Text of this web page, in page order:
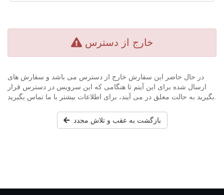
خارج از دسترس
در حال حاضر این سفارش خارج از دسترس می باشد و سفارش های
ارسال شده برای این آیتم تا هنگامی که این سرویس در دسترس قرار
بگیرید به حالت معلق در می آیند، برای اطلاعات بیشتر با ما تماس بگیرید.
بازگشت به عقب و تلاش مجدد